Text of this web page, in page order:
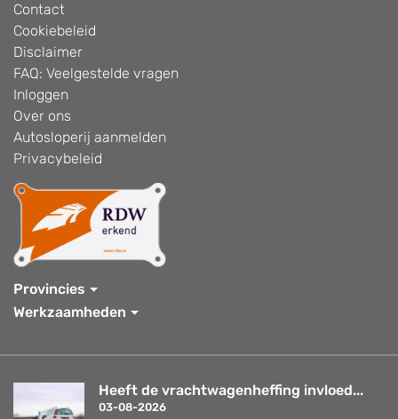
Contact
Cookiebeleid
Disclaimer
FAQ: Veelgestelde vragen
Inloggen
Over ons
Autosloperij aanmelden
Privacybeleid
Provincies
Werkzaamheden
Heeft de vrachtwagenheffing invloed...
03-08-2026